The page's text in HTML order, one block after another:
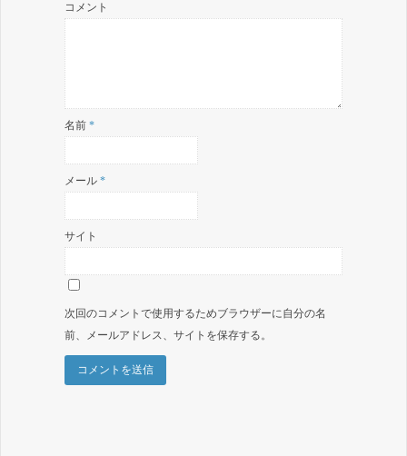
コメント
名前 *
メール *
サイト
次回のコメントで使用するためブラウザーに自分の名
前、メールアドレス、サイトを保存する。